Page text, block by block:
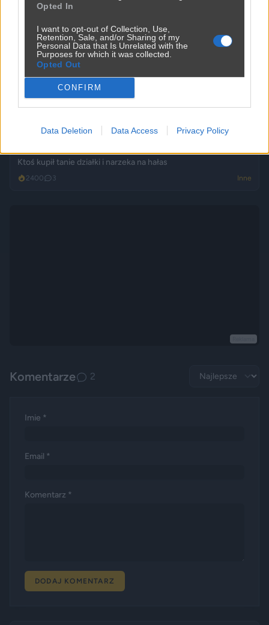
Opted In
I want to opt-out of Collection, Use,
Retention, Sale, and/or Sharing of my
Personal Data that Is Unrelated with the
Purposes for which it was collected.
Opted Out
CONFIRM
Data Deletion Data Access Privacy Policy
Jak to nazwać złodziejstwo? Oszustwo? Malwersacja? A Ty
jak...
Ktoś kupił tanie działki i narzeka na hałas
2400 3 Inne
Komentarze 2
Imie *
Email *
Komentarz *
DODAJ KOMENTARZ